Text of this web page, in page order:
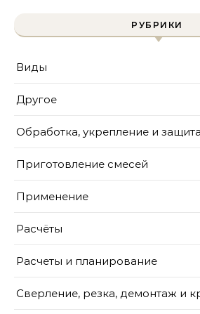
РУБРИКИ
Виды
Другое
Обработка, укрепление и защита
Приготовление смесей
Применение
Расчёты
Расчеты и планирование
Сверление, резка, демонтаж и